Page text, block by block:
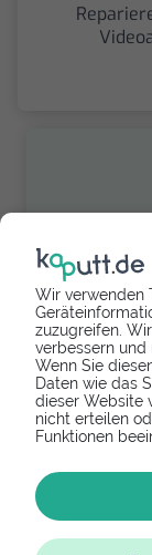
Wir verwenden
zuzugreifen.
verbessern und
Wenn Sie
Daten wie das
dieser Website
nicht erteilen
Funktionen